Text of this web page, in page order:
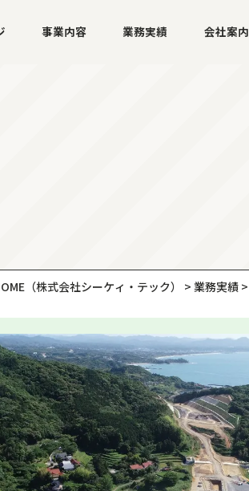
事業内容 業務実績 会社案内
（株式会社シーケィ・テック） > 業務実績 >